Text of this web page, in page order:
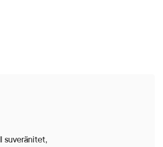
suveränitet,